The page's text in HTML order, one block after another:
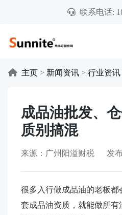
联系电话:
主页 > 新闻资讯 > 行业资讯
成品油批发、
质别搞混
来源：广州阳溢财税 发布
很多入行做成品油的老板都
套成品油资质，就能做所